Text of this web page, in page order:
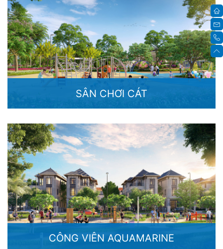
SÂN CHƠI CÁT
CÔNG VIÊN AQUAMARINE